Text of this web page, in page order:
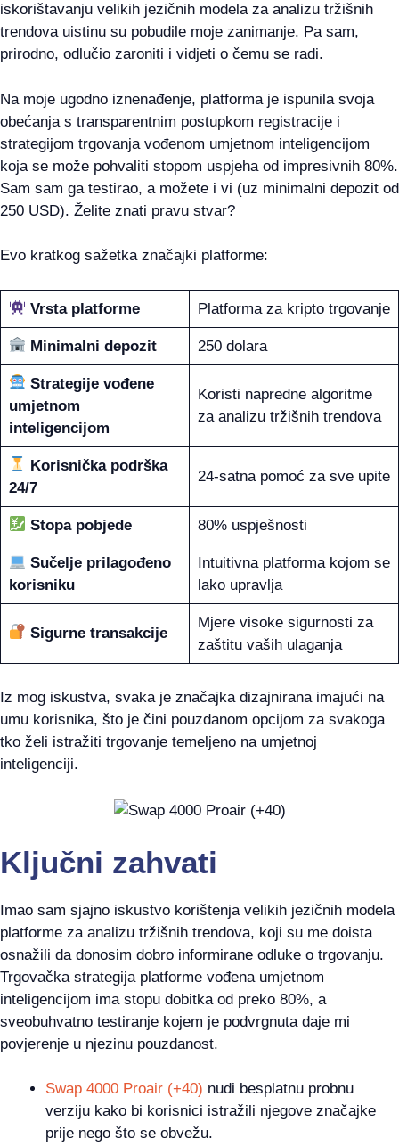
iskorištavanju velikih jezičnih modela za analizu tržišnih
trendova uistinu su pobudile moje zanimanje. Pa sam,
prirodno, odlučio zaroniti i vidjeti o čemu se radi.
Na moje ugodno iznenađenje, platforma je ispunila svoja
obećanja s transparentnim postupkom registracije i
strategijom trgovanja vođenom umjetnom inteligencijom
koja se može pohvaliti stopom uspjeha od impresivnih 80%.
Sam sam ga testirao, a možete i vi (uz minimalni depozit od
250 USD). Želite znati pravu stvar?
Evo kratkog sažetka značajki platforme:
Vrsta platforme Platforma za kripto trgovanje
Minimalni depozit 250 dolara
Strategije vođene
umjetnom
inteligencijom
Koristi napredne algoritme
za analizu tržišnih trendova
Korisnička podrška
24/7
24-satna pomoć za sve upite
Stopa pobjede 80% uspješnosti
Sučelje prilagođeno
korisniku
Intuitivna platforma kojom se
lako upravlja
Sigurne transakcije
Mjere visoke sigurnosti za
zaštitu vaših ulaganja
Iz mog iskustva, svaka je značajka dizajnirana imajući na
umu korisnika, što je čini pouzdanom opcijom za svakoga
tko želi istražiti trgovanje temeljeno na umjetnoj
inteligenciji.
Ključni zahvati
Imao sam sjajno iskustvo korištenja velikih jezičnih modela
platforme za analizu tržišnih trendova, koji su me doista
osnažili da donosim dobro informirane odluke o trgovanju.
Trgovačka strategija platforme vođena umjetnom
inteligencijom ima stopu dobitka od preko 80%, a
sveobuhvatno testiranje kojem je podvrgnuta daje mi
povjerenje u njezinu pouzdanost.
Swap 4000 Proair (+40) nudi besplatnu probnu
verziju kako bi korisnici istražili njegove značajke
prije nego što se obvežu.